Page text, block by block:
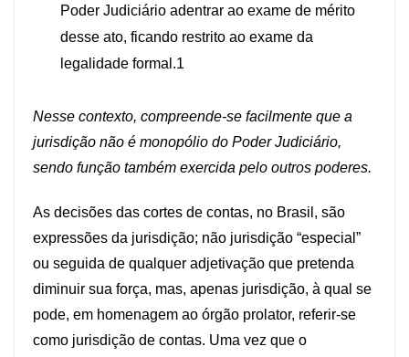
Poder Judiciário adentrar ao exame de mérito
desse ato, ficando restrito ao exame da
legalidade formal.1
Nesse contexto, compreende-se facilmente que a
jurisdição não é monopólio do Poder Judiciário,
sendo função também exercida pelo outros poderes.
As decisões das cortes de contas, no Brasil, são
expressões da jurisdição; não jurisdição “especial”
ou seguida de qualquer adjetivação que pretenda
diminuir sua força, mas, apenas jurisdição, à qual se
pode, em homenagem ao órgão prolator, referir-se
como jurisdição de contas. Uma vez que o